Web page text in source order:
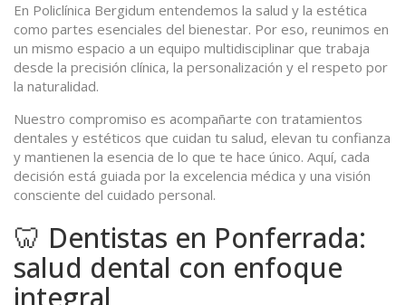
En Policlínica Bergidum entendemos la salud y la estética
como partes esenciales del bienestar. Por eso, reunimos en
un mismo espacio a un equipo multidisciplinar que trabaja
desde la precisión clínica, la personalización y el respeto por
la naturalidad.
Nuestro compromiso es acompañarte con tratamientos
dentales y estéticos que cuidan tu salud, elevan tu confianza
y mantienen la esencia de lo que te hace único. Aquí, cada
decisión está guiada por la excelencia médica y una visión
consciente del cuidado personal.
🦷 Dentistas en Ponferrada:
salud dental con enfoque